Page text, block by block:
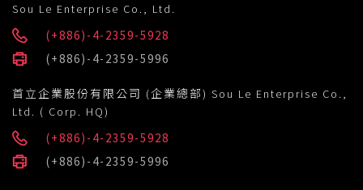
Sou Le Enterprise Co., Ltd.
(+886)-4-2359-5928
(+886)-4-2359-5996
首立企業股份有限公司 (企業總部) Sou Le Enterprise Co.,
Ltd. ( Corp. HQ)
(+886)-4-2359-5928
(+886)-4-2359-5996